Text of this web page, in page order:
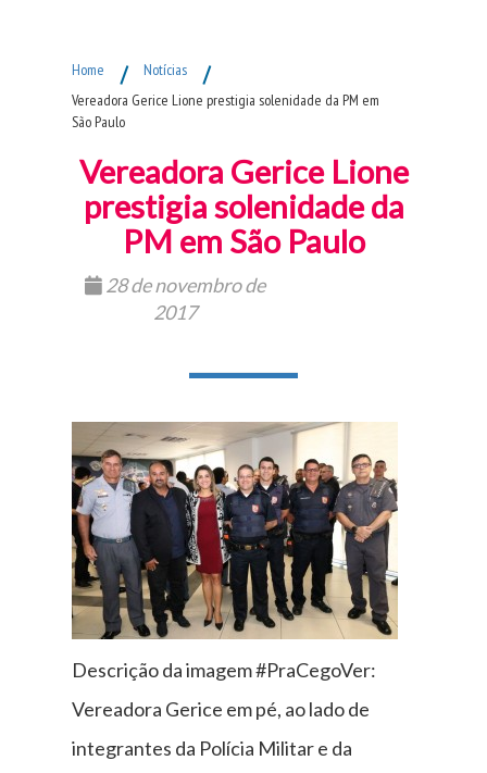
Home / Notícias /
Vereadora Gerice Lione prestigia solenidade da PM em
São Paulo
Vereadora Gerice Lione
prestigia solenidade da
PM em São Paulo
28 de novembro de
2017
Descrição da imagem #PraCegoVer:
Vereadora Gerice em pé, ao lado de
integrantes da Polícia Militar e da